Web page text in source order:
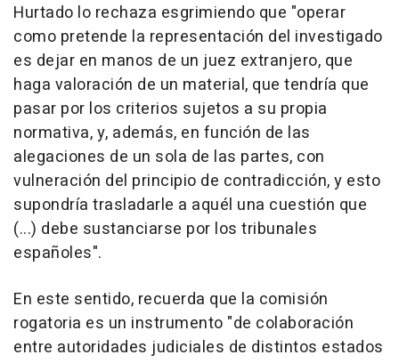
Hurtado lo rechaza esgrimiendo que "operar
como pretende la representación del investigado
es dejar en manos de un juez extranjero, que
haga valoración de un material, que tendría que
pasar por los criterios sujetos a su propia
normativa, y, además, en función de las
alegaciones de un sola de las partes, con
vulneración del principio de contradicción, y esto
supondría trasladarle a aquél una cuestión que
(...) debe sustanciarse por los tribunales
españoles".
En este sentido, recuerda que la comisión
rogatoria es un instrumento "de colaboración
entre autoridades judiciales de distintos estados